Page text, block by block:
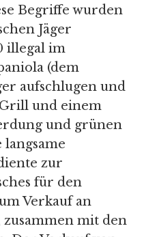
Begriffe wurden
Jäger
illegal im
(dem
aufschlugen und
und einem
und grünen
zur
für den
Verkauf an
mit den